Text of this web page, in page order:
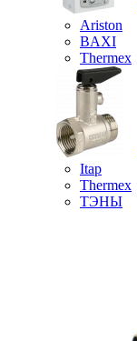
Ariston
BAXI
Thermex
Itap
Thermex
ТЭНЫ